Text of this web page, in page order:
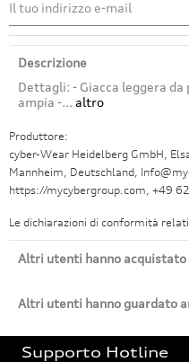
Descrizione
Dettagli: - Giacca leggera
ampia -... altro
Produttore:
cyber-Wear Heidelberg GmbH,
Mannheim, Deutschland,
https://mycybergroup.com, +49
Le dichiarazioni di conformità
Altri utenti hanno acquistato
Altri utenti hanno guardato
Supporto Hotline